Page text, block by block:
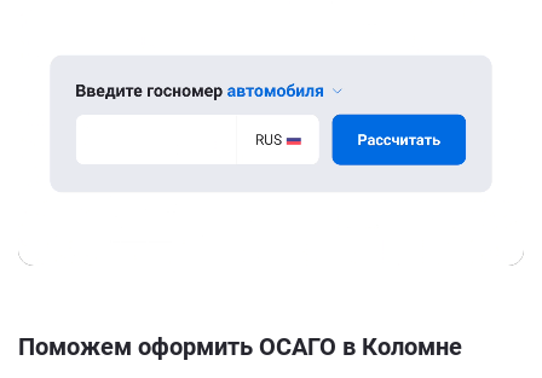
Поможем оформить ОСАГО в Коломне